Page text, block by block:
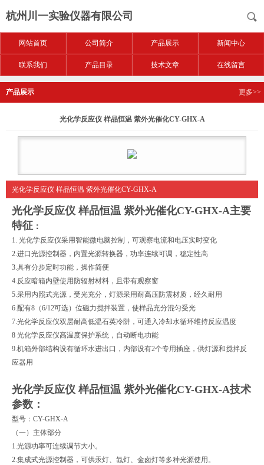
杭州川一实验仪器有限公司
网站首页 公司简介 产品展示 新闻中心
联系我们 产品目录 技术文章 在线留言
产品展示 更多>>
光化学反应仪 样品恒温 紫外光催化CY-GHX-A
光化学反应仪 样品恒温 紫外光催化CY-GHX-A
光化学反应仪 样品恒温 紫外光催化CY-GHX-A主要
特征 ：
1. 光化学反应仪采用智能微电脑控制，可观察电流和电压实时变化
2. 进口光源控制器，内置光源转换器，功率连续可调，稳定性高
3. 具有分步定时功能，操作简便
4. 反应暗箱内壁使用防辐射材料，且带有观察窗
5. 采用内照式光源，受光充分，灯源采用耐高压防震材质，经久耐用
6. 配有8 （6/12可选）位磁力搅拌装置，使样品充分混匀受光
7. 光化学反应仪双层耐高低温石英冷阱，可通入冷却水循环维持反应温度
8 光化学反应仪高温度保护系统，自动断电功能
9. 机箱外部结构设有循环水进出口，内部设有2个专用插座，供灯源和搅拌反
应器用
光化学反应仪 样品恒温 紫外光催化CY-GHX-A技术
参数：
型号： CY-GHX-A
（一）主体部分
1.光源功率可连续调节大小。
2.集成式光源控制器，可供汞灯、氙灯、金卤灯等多种光源使用。